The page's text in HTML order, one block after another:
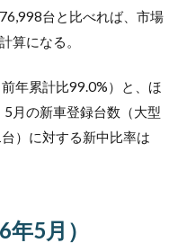
台と比べれば、市場
算になる。
年累計比99.0%）と、ほ
月の新車登録台数（大型
）に対する新中比率は
5月）